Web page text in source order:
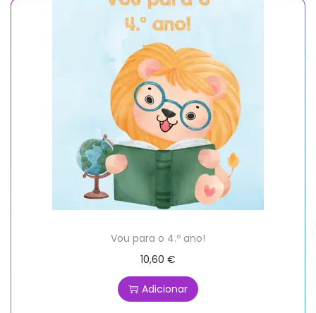
Vou para o 4.º ano!
10,60 €
Adicionar